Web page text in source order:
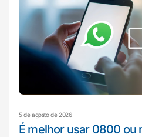
5 de agosto de 2026
É melhor usar 0800 ou